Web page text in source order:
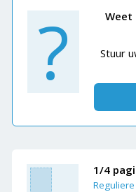
?
Weet
Stuur
1/4